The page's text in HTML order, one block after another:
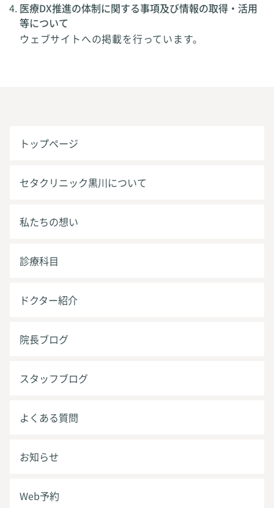
医療DX推進の体制に関する事項及び情報の取得・活用
等について
ウェブサイトへの掲載を行っています。
トップページ
セタクリニック黒川について
私たちの想い
診療科目
ドクター紹介
院長ブログ
スタッフブログ
よくある質問
お知らせ
Web予約